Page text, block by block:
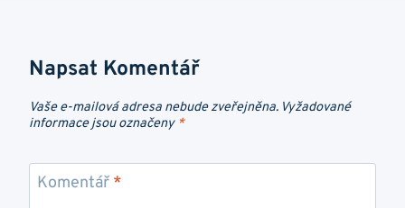
Napsat Komentář
Vaše e-mailová adresa nebude zveřejněna. Vyžadované
informace jsou označeny *
Komentář *